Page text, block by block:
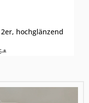
hochglänzend
*